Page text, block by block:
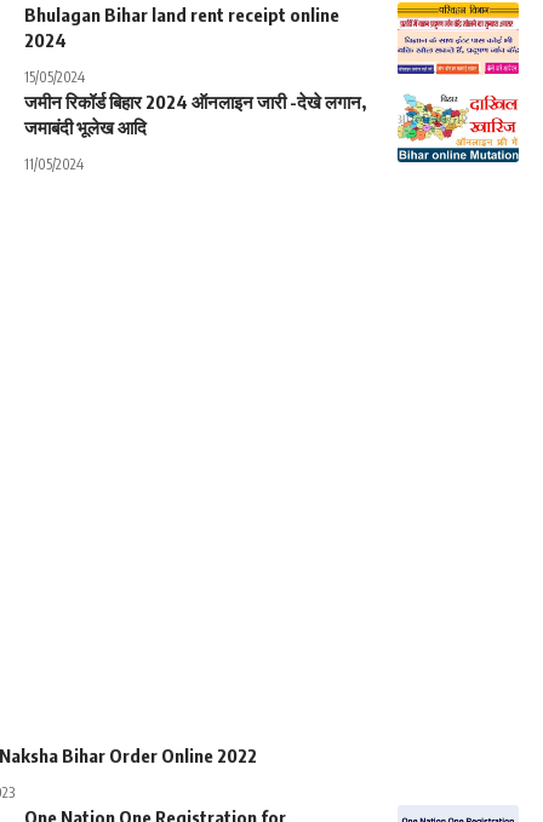
Bhulagan Bihar land rent receipt online
2024
15/05/2024
जमीन रिकॉर्ड बिहार 2024 ऑनलाइन जारी -देखे लगान,
जमाबंदी भूलेख आदि
11/05/2024
Bihar Order Online 2022
One Nation One Registration for